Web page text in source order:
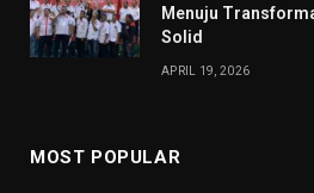
Menuju
Solid
APRIL 19, 2026
MOST POPULAR